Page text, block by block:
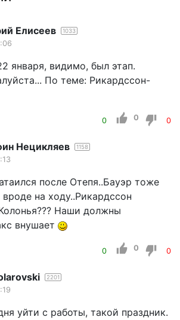
Елисеев 1033
января, видимо, был этап.
По теме: Рикардссон-
0 0 0
Нецикляев 1158
после Отепя..Бауэр тоже
на ходу..Рикардссон
Наши должны
внушает
0 0 0
2201
уйти с работы, такой праздник.